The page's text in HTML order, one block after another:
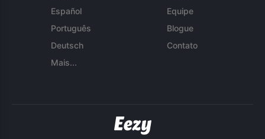
Español
Português
Deutsch
Mais...
Equipe
Blogue
Contato